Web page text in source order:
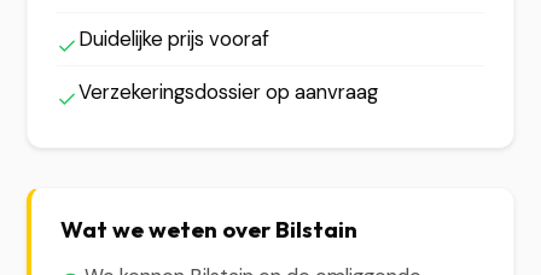
Duidelijke prijs vooraf
Verzekeringsdossier op aanvraag
Wat we weten over Bilstain